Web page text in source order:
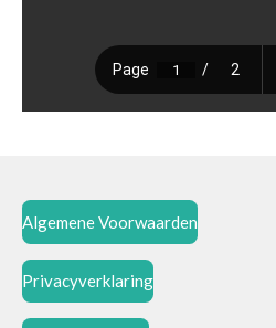
Algemene Voorwaarden
Privacyverklaring